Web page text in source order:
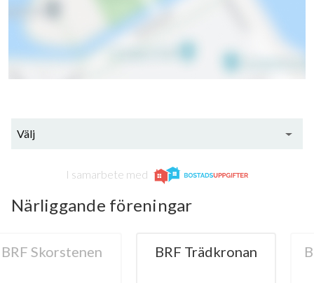
Välj
I samarbete med
Närliggande föreningar
BRF Trädkronan BRF